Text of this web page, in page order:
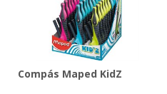
Compás Maped KidZ